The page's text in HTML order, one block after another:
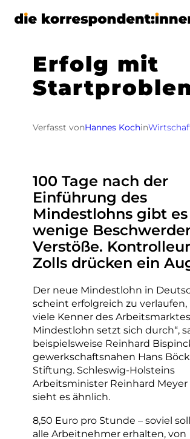
Zum
Erfolg mit
Verfasst vonHannes Kochin
100 Tage nach der
Einführung des
Mindestlohns gibt
wenige
Verstöße.
Zolls drücken ein
Der neue Mindestlohn in
scheint erfolgreich zu
viele Kenner des
Mindestlohn setzt sich durch“,
beispielsweise Reinhard
gewerkschaftsnahen Hans
Stiftung. Schleswig-Holsteins
Arbeitsminister Reinhard Meyer
sieht es ähnlich.
8,50 Euro pro Stunde – soviel
alle Arbeitnehmer erhalten, von